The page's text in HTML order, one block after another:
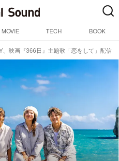
MOVIE TECH BOOK
、映画『366日』主題歌「恋をして」配信